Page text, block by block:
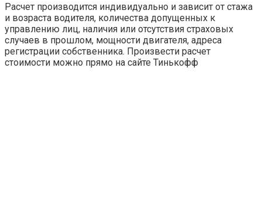
Расчет производится индивидуально и зависит от стажа
и возраста водителя, количества допущенных к
управлению лиц, наличия или отсутствия страховых
случаев в прошлом, мощности двигателя, адреса
регистрации собственника. Произвести расчет
стоимости можно прямо на сайте Тинькофф